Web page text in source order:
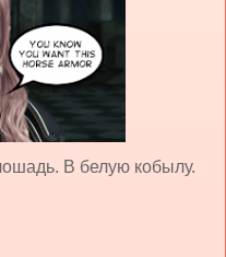
В белую кобылу.